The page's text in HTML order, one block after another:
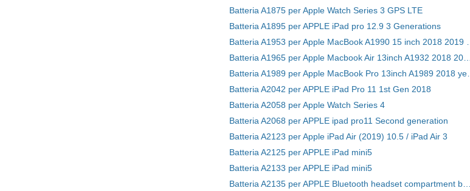
Batteria A1875 per Apple Watch Series 3 GPS LTE
Batteria A1895 per APPLE iPad pro 12.9 3 Generations
Batteria A2042 per APPLE iPad Pro 11 1st Gen 2018
Batteria A2058 per Apple Watch Series 4
Batteria A2068 per APPLE ipad pro11 Second generation
Batteria A2123 per Apple iPad Air (2019) 10.5 / iPad Air 3
Batteria A2125 per APPLE iPad mini5
Batteria A2133 per APPLE iPad mini5